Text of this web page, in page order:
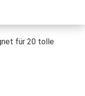
für 20 tolle